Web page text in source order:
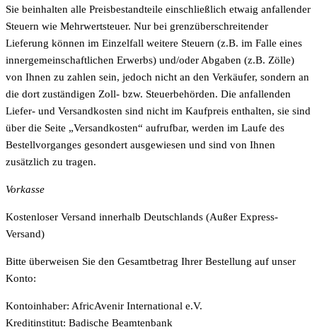
Sie beinhalten alle Preisbestandteile einschließlich etwaig anfallender
Steuern wie Mehrwertsteuer. Nur bei grenzüberschreitender
Lieferung können im Einzelfall weitere Steuern (z.B. im Falle eines
innergemeinschaftlichen Erwerbs) und/oder Abgaben (z.B. Zölle)
von Ihnen zu zahlen sein, jedoch nicht an den Verkäufer, sondern an
die dort zuständigen Zoll- bzw. Steuerbehörden. Die anfallenden
Liefer- und Versandkosten sind nicht im Kaufpreis enthalten, sie sind
über die Seite „Versandkosten“ aufrufbar, werden im Laufe des
Bestellvorganges gesondert ausgewiesen und sind von Ihnen
zusätzlich zu tragen.
Vorkasse
Kostenloser Versand innerhalb Deutschlands (Außer Express-
Versand)
Bitte überweisen Sie den Gesamtbetrag Ihrer Bestellung auf unser
Konto:
Kontoinhaber: AfricAvenir International e.V.
Kreditinstitut: Badische Beamtenbank